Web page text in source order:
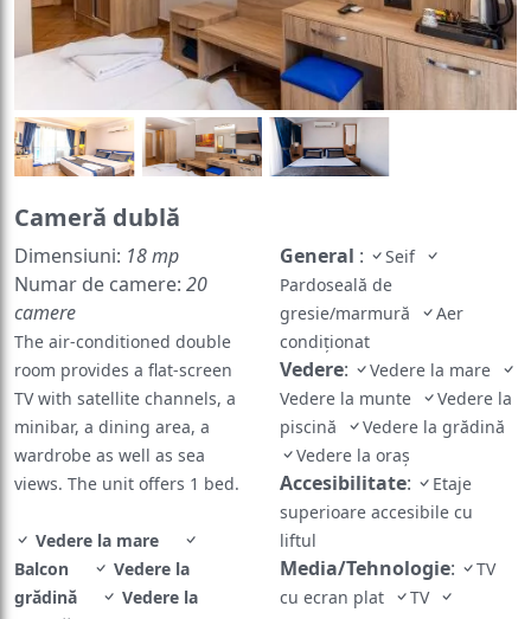
Cameră dublă
Dimensiuni: 18 mp
Numar de camere: 20
camere
The air-conditioned double
room provides a flat-screen
TV with satellite channels, a
minibar, a dining area, a
wardrobe as well as sea
views. The unit offers 1 bed.
Vedere la mare
Balcon
Vedere la
grădină
Vedere la
General :
Seif
Pardoseală de
gresie/marmură
Aer
condiţionat
Vedere:
Vedere la mare
Vedere la munte
Vedere la
piscină
Vedere la grădină
Vedere la oraș
Accesibilitate:
Etaje
superioare accesibile cu
liftul
Media/Tehnologie:
TV
cu ecran plat
TV